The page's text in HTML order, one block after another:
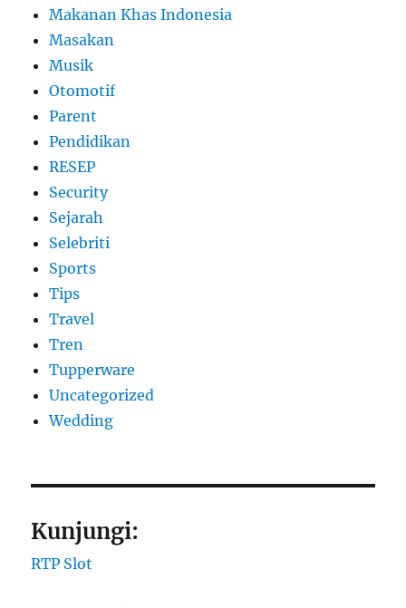
Makanan Khas Indonesia
Masakan
Musik
Otomotif
Parent
Pendidikan
RESEP
Security
Sejarah
Selebriti
Sports
Tips
Travel
Tren
Tupperware
Uncategorized
Wedding
Kunjungi:
RTP Slot